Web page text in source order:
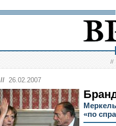
//
// 26.02.2007
«по